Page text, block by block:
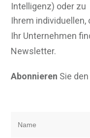
Intelligenz) oder zu
Ihrem individuellen,
Ihr Unternehmen
Newsletter.
Abonnieren Sie den